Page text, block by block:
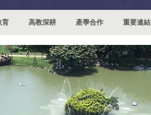
育 高教深耕 產學合作 重要連結